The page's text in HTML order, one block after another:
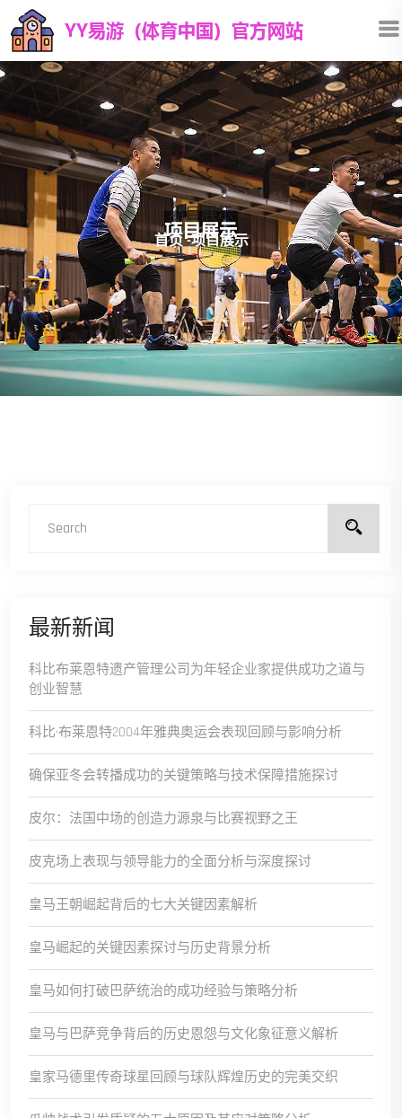
项目展示
首页-项目展示
最新新闻
科比布莱恩特遗产管理公司为年轻企业家提供成功之道与
创业智慧
科比·布莱恩特2004年雅典奥运会表现回顾与影响分析
确保亚冬会转播成功的关键策略与技术保障措施探讨
皮尔：法国中场的创造力源泉与比赛视野之王
皮克场上表现与领导能力的全面分析与深度探讨
皇马王朝崛起背后的七大关键因素解析
皇马崛起的关键因素探讨与历史背景分析
皇马如何打破巴萨统治的成功经验与策略分析
皇马与巴萨竞争背后的历史恩怨与文化象征意义解析
皇家马德里传奇球星回顾与球队辉煌历史的完美交织